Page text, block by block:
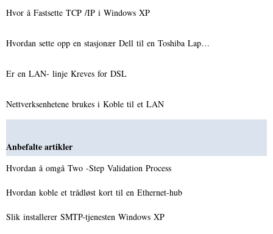
Hvor å Fastsette TCP /IP i Windows XP
Hvordan sette opp en stasjonær Dell til en Toshiba Lap…
Er en LAN- linje Kreves for DSL
Nettverksenhetene brukes i Koble til et LAN
Anbefalte artikler
Hvordan å omgå Two -Step Validation Process
Hvordan koble et trådløst kort til en Ethernet-hub
Slik installerer SMTP-tjenesten Windows XP